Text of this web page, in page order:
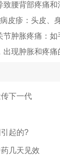
腰背部疼痛和
皮疹：头皮、
肿胀疼痛：
现肿胀和疼痛
下一代
起的?
几天见效